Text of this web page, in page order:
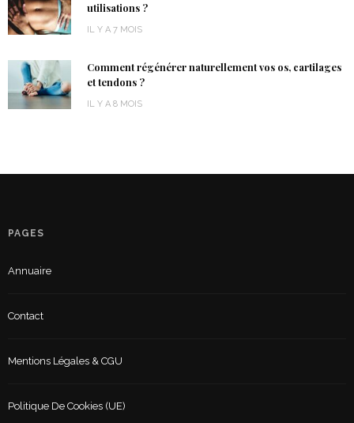
utilisations ?
IL Y A 7 MOIS
Comment régénérer naturellement vos os, cartilages
et tendons ?
IL Y A 8 MOIS
PAGES
Annuaire
Contact
Mentions Légales & CGU
Politique De Cookies (UE)